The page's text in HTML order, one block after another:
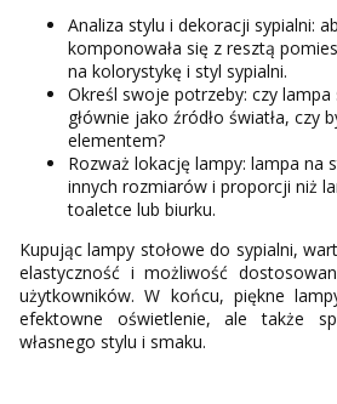
Analiza stylu i dekoracji sypialni:
komponowała się z resztą
na kolorystykę i styl sypialni.
Określ swoje potrzeby: czy lampa
głównie jako źródło światła, czy
elementem?
Rozważ lokację lampy: lampa na
innych rozmiarów i proporcji niż
toaletce lub biurku.
Kupując lampy stołowe do sypialni,
elastyczność i możliwość
użytkowników. W końcu, piękne
efektowne oświetlenie, ale także
własnego stylu i smaku.